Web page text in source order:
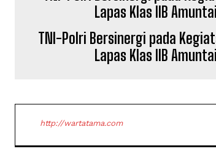
TNI-Polri Bersinergi pada
Lapas Klas IIB Amuntai
http://wartatama.com